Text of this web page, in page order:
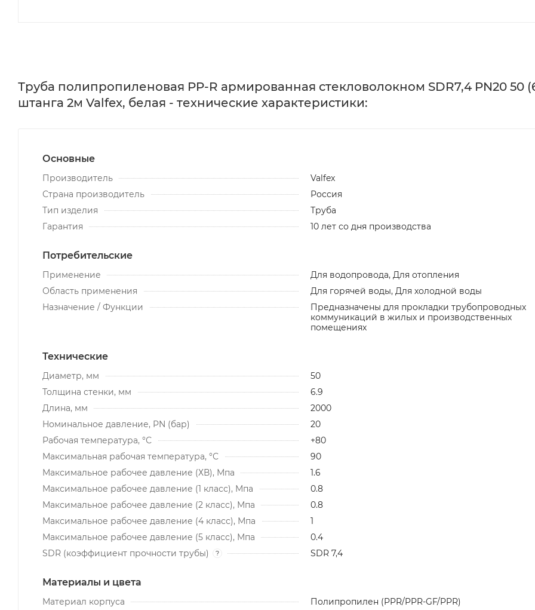
Труба полипропиленовая PP-R армированная стекловолокном SDR7,4 PN20 50
штанга 2м Valfex, белая - технические характеристики:
Основные
Производитель
Valfex
Страна производитель
Россия
Тип изделия
Труба
Гарантия
10 лет со дня производства
Потребительские
Применение
Для водопровода, Для отопления
Область применения
Для горячей воды, Для холодной воды
Назначение / Функции
Предназначены для прокладки трубопроводных
коммуникаций в жилых и производственных
помещениях
Технические
Диаметр, мм
50
Толщина стенки, мм
6.9
Длина, мм
2000
Номинальное давление, PN (бар)
20
Рабочая температура, °С
+80
Максимальная рабочая температура, °С
90
Максимальное рабочее давление (ХВ), Мпа
1.6
Максимальное рабочее давление (1 класс), Мпа
0.8
Максимальное рабочее давление (2 класс), Мпа
0.8
Максимальное рабочее давление (4 класс), Мпа
1
Максимальное рабочее давление (5 класс), Мпа
0.4
SDR (коэффициент прочности трубы)
? SDR 7,4
Материалы и цвета
Материал корпуса
Полипропилен (PPR/PPR-GF/PPR)